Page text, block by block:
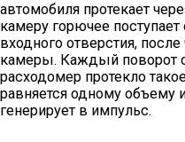
автомобиля протекает
камеру горючее
входного отверстия,
камеры. Каждый поворот
расходомер протекло
равняется одному объему
генерирует в импульс.